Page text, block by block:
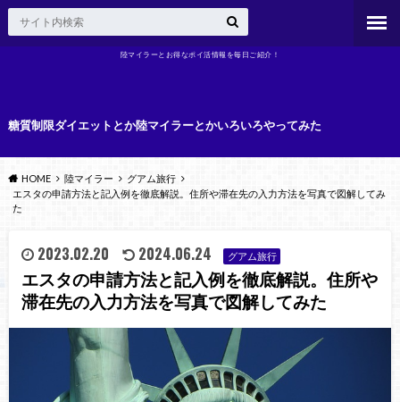
陸マイラーとお得なポイ活情報を毎日ご紹介！
糖質制限ダイエットとか陸マイラーとかいろいろやってみた
HOME 陸マイラー
グアム旅行
エスタの申請方法と記入例を徹底解説。住所や滞在先の入力方法を写真で図解してみ
た
2023.02.20 2024.06.24 グアム旅行
エスタの申請方法と記入例を徹底解説。住所や
滞在先の入力方法を写真で図解してみた